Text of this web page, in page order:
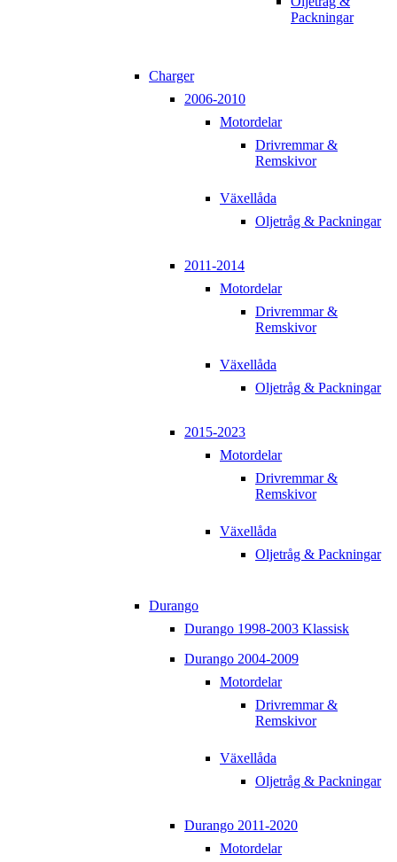
Packningar
Charger
2006-2010
Motordelar
Drivremmar &
Remskivor
Växellåda
Oljetråg & Packningar
2011-2014
Motordelar
Drivremmar &
Remskivor
Växellåda
Oljetråg & Packningar
2015-2023
Motordelar
Drivremmar &
Remskivor
Växellåda
Oljetråg & Packningar
Durango
Durango 1998-2003 Klassisk
Durango 2004-2009
Motordelar
Drivremmar &
Remskivor
Växellåda
Oljetråg & Packningar
Durango 2011-2020
Motordelar